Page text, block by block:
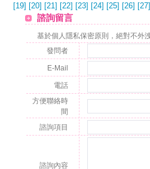
[19] [20] [21] [22] [23] [24] [25] [26] [27]